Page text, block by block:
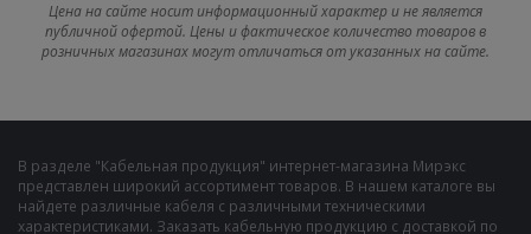
Цена на сайте носит информационный характер и не является
публичной офертой. Цены и фактическое количество товаров в
розничных магазинах могут отличаться от указанных на сайте.
В разделе "Кабельная продукция" интернет-магазина Мирэкс
представлен широкий ассортимент товаров. В нашем каталоге вы
найдете различные кабеля с различными техническими
характеристиками. Заказать кабельную продукцию с доставкой по